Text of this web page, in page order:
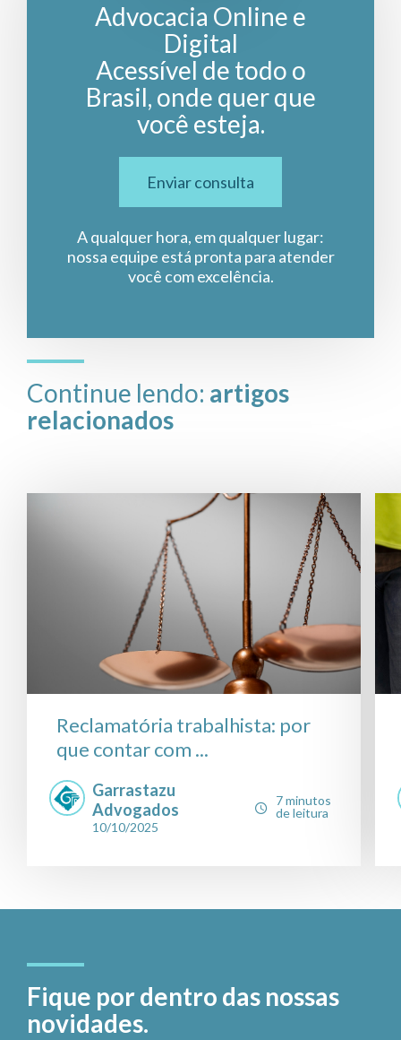
Advocacia Online e
Digital
Acessível de todo o
Brasil, onde quer que
você esteja.
Enviar consulta
A qualquer hora, em qualquer lugar:
nossa equipe está pronta para atender
você com excelência.
Continue lendo: artigos
relacionados
Reclamatória trabalhista: por
que contar com ...
Garrastazu
Advogados
10/10/2025
7 minutos
de leitura
Fique por dentro das nossas
novidades.